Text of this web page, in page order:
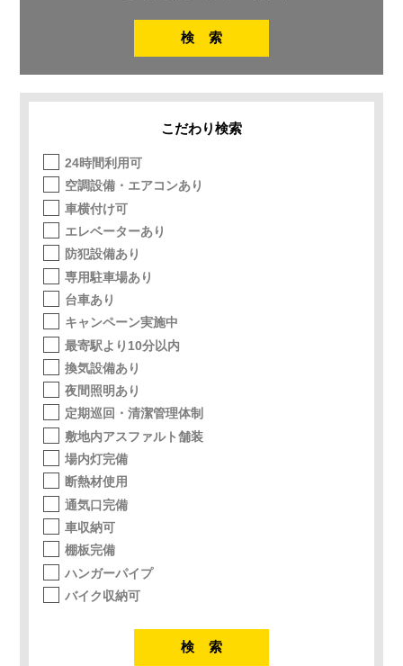
こだわり検索
24時間利用可
空調設備・エアコンあり
車横付け可
エレベーターあり
防犯設備あり
専用駐車場あり
台車あり
キャンペーン実施中
最寄駅より10分以内
換気設備あり
夜間照明あり
定期巡回・清潔管理体制
敷地内アスファルト舗装
場内灯完備
断熱材使用
通気口完備
車収納可
棚板完備
ハンガーパイプ
バイク収納可